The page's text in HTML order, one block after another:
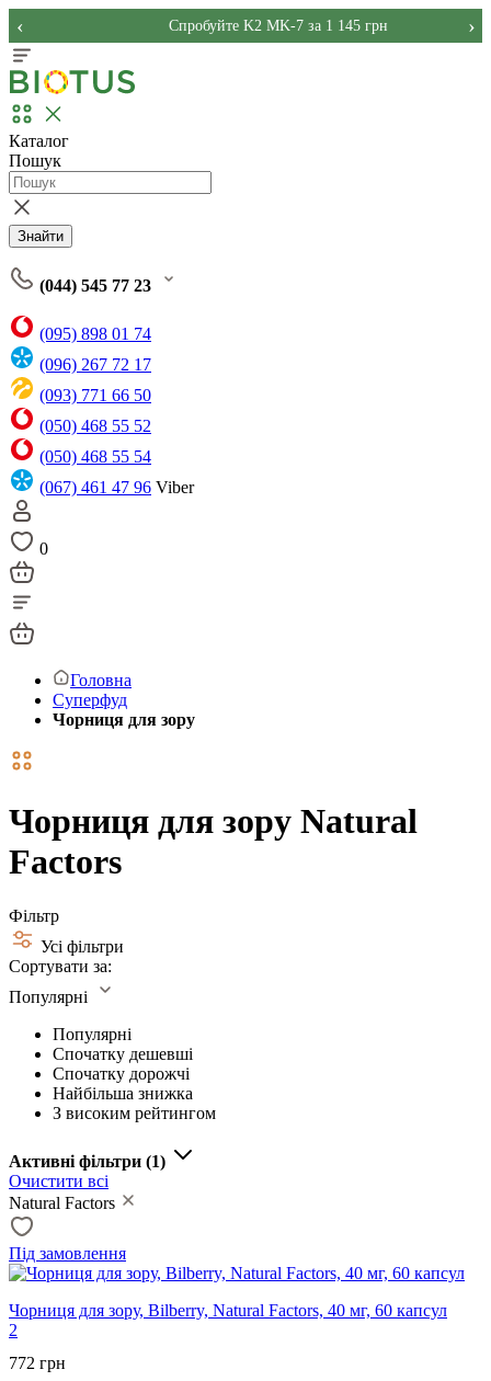
Спробуйте K2 MK-7 за 1 145 грн
‹ ›
Каталог
Пошук
Знайти
(044) 545 77 23
(095) 898 01 74
(096) 267 72 17
(093) 771 66 50
(050) 468 55 52
(050) 468 55 54
(067) 461 47 96 Viber
0
Головна
Суперфуд
Чорниця для зору
Чорниця для зору Natural
Factors
Фільтр
Усі фільтри
Сортувати за:
Популярні
Популярні
Спочатку дешевші
Спочатку дорожчі
Найбільша знижка
З високим рейтингом
Активні фільтри (1)
Очистити всі
Natural Factors
Під замовлення
Чорниця для зору, Bilberry, Natural Factors, 40 мг, 60 капсул
2
772 грн